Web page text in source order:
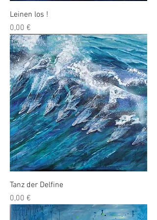
Leinen los !
Preis
0,00 €
Tanz der Delfine
Preis
0,00 €